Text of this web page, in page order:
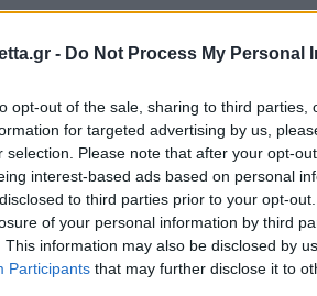
- Do Not Process My Personal
opt-out of the sale, sharing to third
for targeted advertising by us,
selection. Please note that after your opt-
interest-based ads based on personal
to third parties prior to your opt-
of your personal information by third
This information may also be disclosed by
Participants that may further disclose it to
τον ενθουσιασμό
Ολυμπιακού για τα επόμενα τρία
για τη νέα του ομάδα.